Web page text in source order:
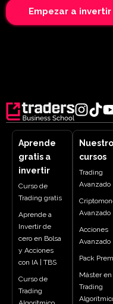
Empezar a invertir
Aprende
gratis a
invertir
Curso de
Trading gratis
Aprende a
Invertir de
cero en Bolsa
y Acciones
con IA | TBS
Curso de
Trading
cursos
Trading
Avanzado
Avanzado
Acciones
Avanzado
Pack
Máster en
Trading